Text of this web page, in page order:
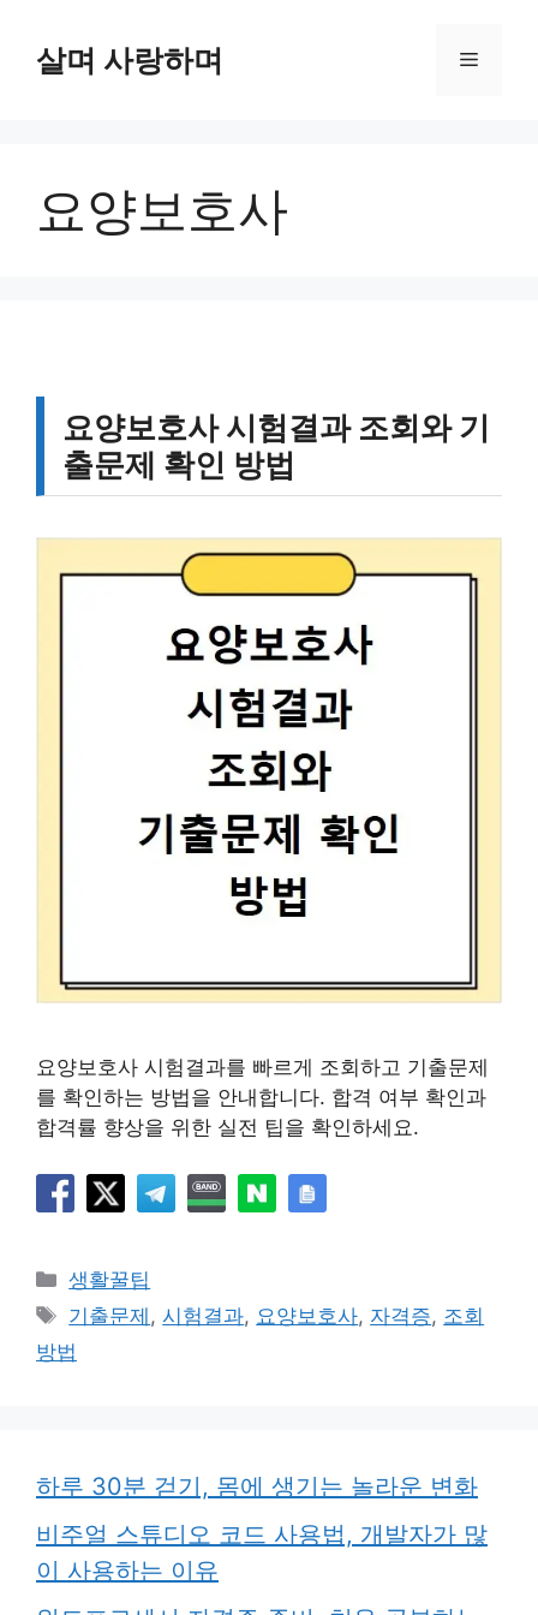
살며 사랑하며 메
요양보호사
요양보호사 시험결과 조회와 기
출문제 확인 방법
요양보호사 시험결과를 빠르게 조회하고 기출문제
를 확인하는 방법을 안내합니다. 합격 여부 확인과
합격률 향상을 위한 실전 팁을 확인하세요.
카
테
고
리
생활꿀팁
태
그
기출문제 ,시험결과, 요양보호사, 자격증, 조회
방법
하루 30분 걷기, 몸에 생기는 놀라운 변화
비주얼 스튜디오 코드 사용법, 개발자가 많
이 사용하는 이유